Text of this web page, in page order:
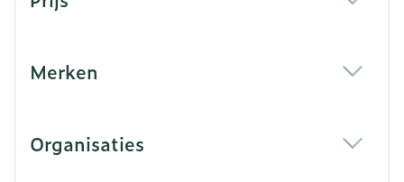
Merken
Organisaties